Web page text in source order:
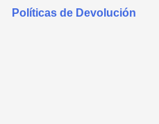
Políticas de Devolución